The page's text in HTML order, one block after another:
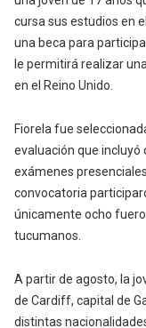
cursa sus estudios en
una beca para
le permitirá realizar
en el Reino Unido.
Fiorela fue
evaluación que
exámenes
convocatoria
únicamente ocho
tucumanos.
A partir de agosto, la
de Cardiff, capital de
distintas